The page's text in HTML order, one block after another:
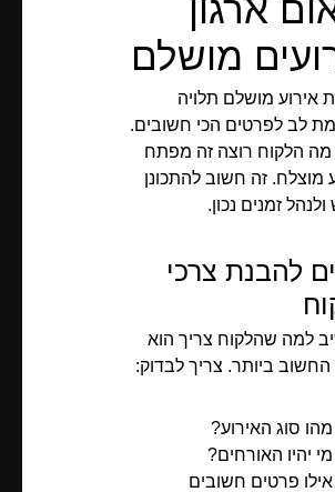
ארגון
מושלם
אירוע מושלם תלויה
לב לפרטים הכי חשובים.
הלקוח רוצה זה מפתח
מוצלח. זה חשוב להתכונן
זמנים נכון.
להבנת צרכי
למה שהלקוח צריך הוא
ביותר. צריך לבדוק:
מהו סוג האירוע?
מי יהיו האורחים?
אילו פרטים חשובים